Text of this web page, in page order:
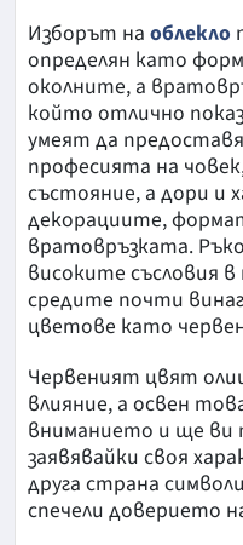
Изборът на облекло
определян като
околните, а
който отлично
умеят да
професията на
състояние, а дори и
декорациите,
вратовръзката.
високите съсловия
средите почти
цветове като
Червеният цвят
влияние, а освен
вниманието и ще ви
заявявайки своя
друга страна
спечели доверието